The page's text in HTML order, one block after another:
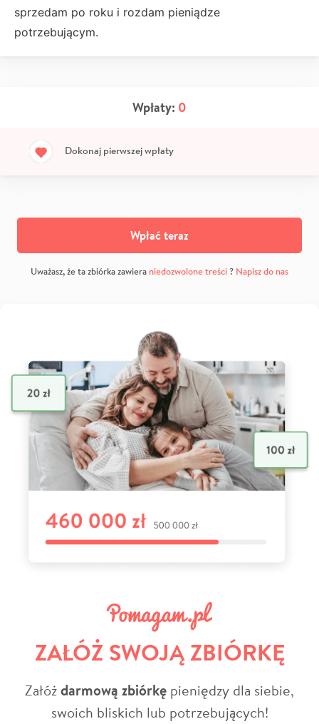
sprzedam po roku i rozdam pieniądze
potrzebującym.
Wpłaty: 0
Dokonaj pierwszej wpłaty
Wpłać teraz
Uważasz, że ta zbiórka zawiera niedozwolone treści? Napisz do nas
ZAŁÓŻ SWOJĄ ZBIÓRKĘ
Załóżdarmową zbiórkę pieniędzy dla siebie,
swoich bliskich lub potrzebujących!